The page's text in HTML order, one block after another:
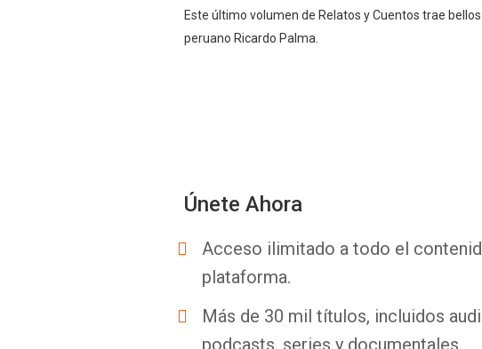
Este último volumen de Relatos y Cuentos trae
peruano Ricardo Palma.
Únete Ahora
Acceso ilimitado a todo el
plataforma.
Más de 30 mil títulos, incluidos
podcasts, series y documentales.